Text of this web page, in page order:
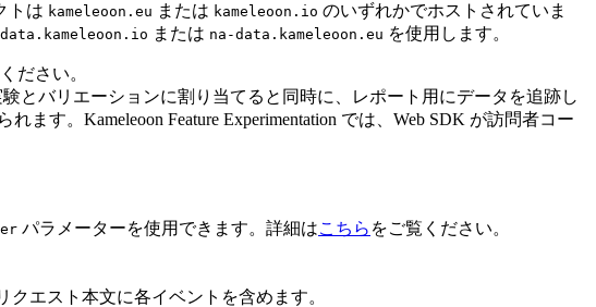
トは kameleoon.eu または kameleoon.io のいずれかでホストされていま
または na-data.kameleoon.eu を使用します。
ださい。
とバリエーションに割り当てると同時に、レポート用にデータを追跡し
ます。Kameleoon Feature Experimentation では、Web SDK が訪問者コー
パラメーターを使用できます。詳細はこちら をご覧ください。
エスト本文に各イベントを含めます。